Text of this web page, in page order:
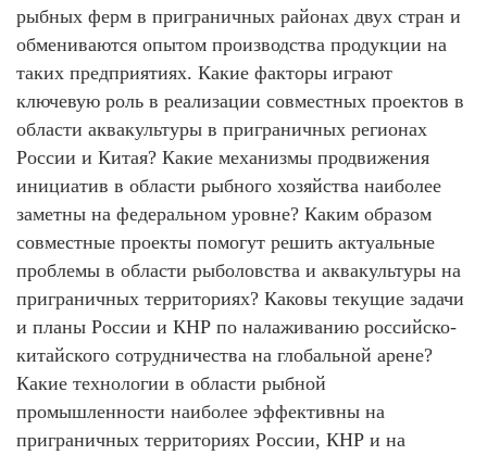
рыбных ферм в приграничных районах двух стран и
обмениваются опытом производства продукции на
таких предприятиях. Какие факторы играют
ключевую роль в реализации совместных проектов в
области аквакультуры в приграничных регионах
России и Китая? Какие механизмы продвижения
инициатив в области рыбного хозяйства наиболее
заметны на федеральном уровне? Каким образом
совместные проекты помогут решить актуальные
проблемы в области рыболовства и аквакультуры на
приграничных территориях? Каковы текущие задачи
и планы России и КНР по налаживанию российско-
китайского сотрудничества на глобальной арене?
Какие технологии в области рыбной
промышленности наиболее эффективны на
приграничных территориях России, КНР и на